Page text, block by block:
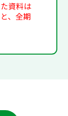
資料は
、全期